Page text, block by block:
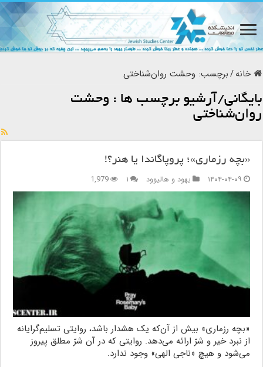
خانه/برچسب:وحشت روان‌شناختی
بایگانی/آرشیو برچسب ها : وحشت
روان‌شناختی
«بچه رزماری»؛ پروپاگاندا یا هنر؟!
۱۴۰۴-۰۴-۰۹
یهود و هالیوود ۱ 1,979
«بچه رزماری» بیش از آن‌که یک هشدار باشد، روایتی تسلیم‌گرایانه
از نبرد خیر و شرّ ارائه می‌دهد. روایتی که در آن شرّ مطلق پیروز
می‌شود و هیچ «ناجی الهی» وجود ندارد.